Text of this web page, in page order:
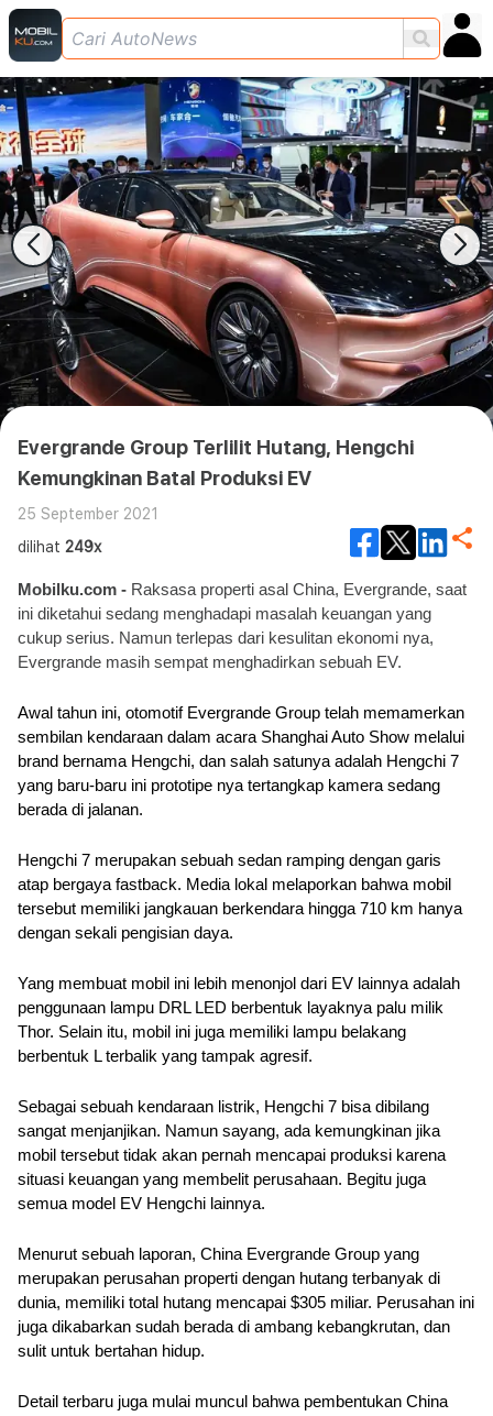
Evergrande Group Terlilit Hutang, Hengchi
Kemungkinan Batal Produksi EV
25 September 2021
dilihat 249x
Mobilku.com - Raksasa properti asal China, Evergrande, saat
ini diketahui sedang menghadapi masalah keuangan yang
cukup serius. Namun terlepas dari kesulitan ekonomi nya,
Evergrande masih sempat menghadirkan sebuah EV.
Awal tahun ini, otomotif Evergrande Group telah memamerkan
sembilan kendaraan dalam acara Shanghai Auto Show melalui
brand bernama Hengchi, dan salah satunya adalah Hengchi 7
yang baru-baru ini prototipe nya tertangkap kamera sedang
berada di jalanan.
Hengchi 7 merupakan sebuah sedan ramping dengan garis
atap bergaya fastback. Media lokal melaporkan bahwa mobil
tersebut memiliki jangkauan berkendara hingga 710 km hanya
dengan sekali pengisian daya.
Yang membuat mobil ini lebih menonjol dari EV lainnya adalah
penggunaan lampu DRL LED berbentuk layaknya palu milik
Thor. Selain itu, mobil ini juga memiliki lampu belakang
berbentuk L terbalik yang tampak agresif.
Sebagai sebuah kendaraan listrik, Hengchi 7 bisa dibilang
sangat menjanjikan. Namun sayang, ada kemungkinan jika
mobil tersebut tidak akan pernah mencapai produksi karena
situasi keuangan yang membelit perusahaan. Begitu juga
semua model EV Hengchi lainnya.
Menurut sebuah laporan, China Evergrande Group yang
merupakan perusahan properti dengan hutang terbanyak di
dunia, memiliki total hutang mencapai $305 miliar. Perusahan ini
juga dikabarkan sudah berada di ambang kebangkrutan, dan
sulit untuk bertahan hidup.
Detail terbaru juga mulai muncul bahwa pembentukan China